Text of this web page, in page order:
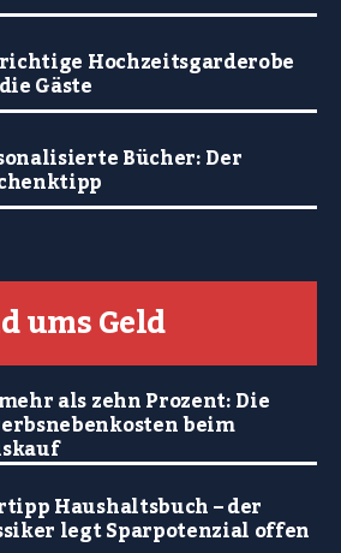
Hochzeitsgarderobe
Gäste
Bücher: Der
ums Geld
als zehn Prozent: Die
beim
Haushaltsbuch – der
legt Sparpotenzial offen